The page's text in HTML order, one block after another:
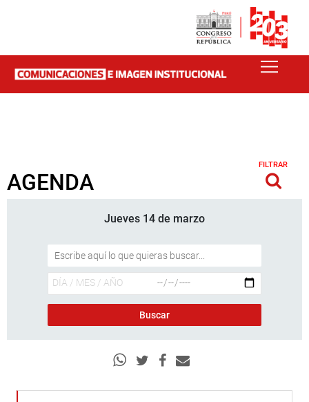
AGENDA
FILTRAR
Jueves 14 de marzo